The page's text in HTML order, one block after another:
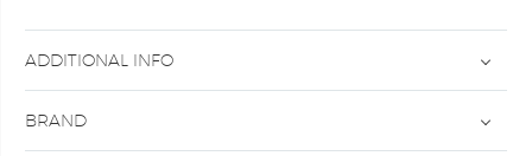
ADDITIONAL INFO
BRAND